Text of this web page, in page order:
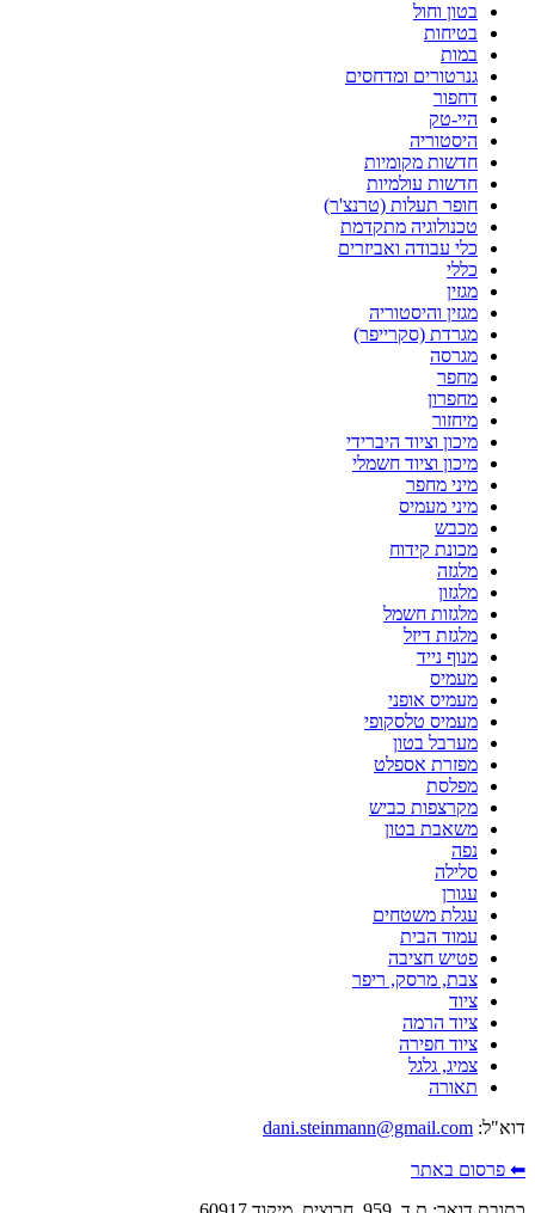
בטון וחול
בטיחות
במות
גנרטורים ומדחסים
דחפור
היי-טק
היסטוריה
חדשות מקומיות
חדשות עולמיות
חופר תעלות (טרנצ'ר)
טכנולוגיה מתקדמת
כלי עבודה ואביזרים
כללי
מגזין
מגזין והיסטוריה
מגרדת (סקרייפר)
מגרסה
מחפר
מחפרון
מיחזור
מיכון וציוד היברידי
מיכון וציוד חשמלי
מיני מחפר
מיני מעמיס
מכבש
מכונת קידוח
מלגזה
מלגזון
מלגזות חשמל
מלגזת דיזל
מנוף נייד
מעמיס
מעמיס אופני
מעמיס טלסקופי
מערבל בטון
מפזרת אספלט
מפלסת
מקרצפות כביש
משאבת בטון
נפה
סלילה
עגורן
עגלת משטחים
עמוד הבית
פטיש חציבה
צבת, מרסק, ריפר
ציוד
ציוד הרמה
ציוד חפירה
צמיג, גלגל
תאורה
דוא"ל: dani.steinmann@gmail.com
⬅ פרסום באתר